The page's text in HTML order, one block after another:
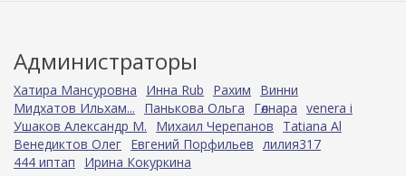
Администраторы
Хатира Мансуровна Инна Rub Рахим
Винни
Мидхатов Ильхам...
Панькова Ольга Гөлнара venera i
Ушаков Александр М.
Михаил Черепанов
Tatiana Al
Венедиктов Олег Евгений Порфильев лилия317
444 иптап
Ирина Кокуркина